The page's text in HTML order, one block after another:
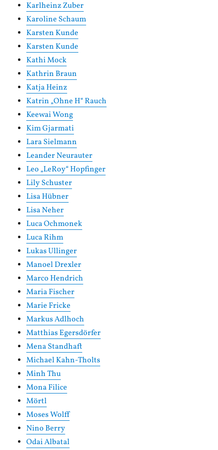
Karlheinz Zuber
Karoline Schaum
Karsten Kunde
Karsten Kunde
Kathi Mock
Kathrin Braun
Katja Heinz
Katrin „Ohne H“ Rauch
Keewai Wong
Kim Gjarmati
Lara Sielmann
Leander Neurauter
Leo „LeRoy“ Hopfinger
Lily Schuster
Lisa Hübner
Lisa Neher
Luca Ochmonek
Luca Rihm
Lukas Ullinger
Manoel Drexler
Marco Hendrich
Maria Fischer
Marie Fricke
Markus Adlhoch
Matthias Egersdörfer
Mena Standhaft
Michael Kahn-Tholts
Minh Thu
Mona Filice
Mörtl
Moses Wolff
Nino Berry
Odai Albatal